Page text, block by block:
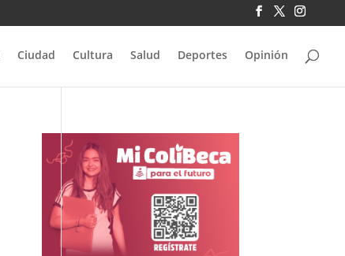
Ciudad Cultura Salud Deportes Opinión